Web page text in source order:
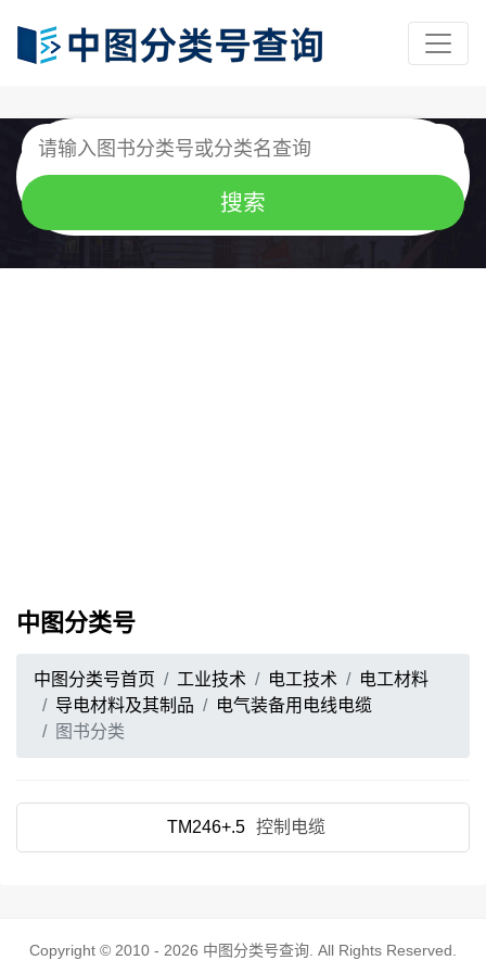
中图分类号
中图分类号首页 工业技术 电工技术
电工材料
导电材料及其制品
电气装备用电线电缆
图书分类
TM246+.5 控制电缆
Copyright © 2010 - 2026 中图分类号查询 . All Rights Reserved.